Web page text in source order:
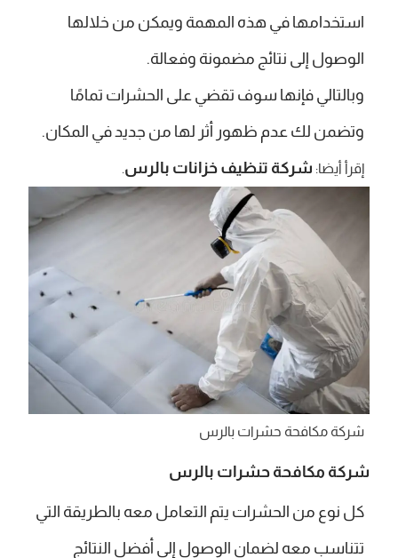
استخدامها في هذه المهمة ويمكن من خلالها
الوصول إلى نتائج مضمونة وفعالة.
وبالتالي فإنها سوف تقضي على الحشرات تمامًا
وتضمن لك عدم ظهور أثر لها من جديد في المكان.
إقرأ أيضا: شركة تنظيف خزانات بالرس.
شركة مكافحة حشرات بالرس
شركة مكافحة حشرات بالرس
كل نوع من الحشرات يتم التعامل معه بالطريقة التي
تتناسب معه لضمان الوصول إلى أفضل النتائج